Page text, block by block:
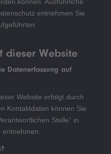
entnehmen Sie
dieser Website
Datenerfassung auf
Website erfolgt durch
Kontaktdaten können Sie
Stelle“ in